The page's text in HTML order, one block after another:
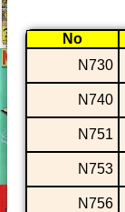
No
N730
N740
N751
N753
N756